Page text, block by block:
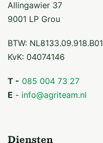
Allingawier 37
9001 LP Grou
BTW: NL8133.09.918.B01
KvK: 04074146
T - 085 004 73 27
E - info@agriteam.nl
Diensten